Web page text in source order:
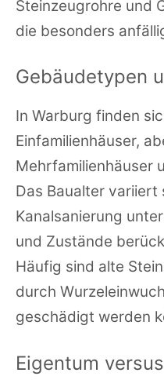
Steinzeugrohre und
die besonders
Gebäudetypen
In Warburg finden
Einfamilienhäuser,
Mehrfamilienhäuser
Das Baualter
Kanalsanierung
und Zustände
Häufig sind alte
durch
geschädigt werden
Eigentum